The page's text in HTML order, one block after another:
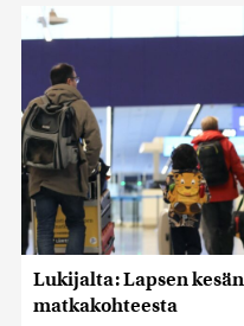
Lukijalta: Lapsen
matkakohteesta